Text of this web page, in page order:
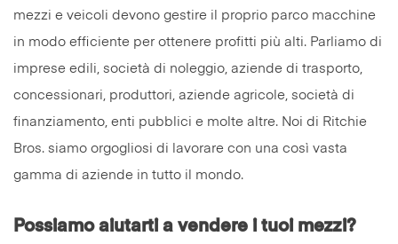
mezzi e veicoli devono gestire il proprio parco macchine
in modo efficiente per ottenere profitti più alti. Parliamo di
imprese edili, società di noleggio, aziende di trasporto,
concessionari, produttori, aziende agricole, società di
finanziamento, enti pubblici e molte altre. Noi di Ritchie
Bros. siamo orgogliosi di lavorare con una così vasta
gamma di aziende in tutto il mondo.
Possiamo aiutarti a vendere i tuoi mezzi?